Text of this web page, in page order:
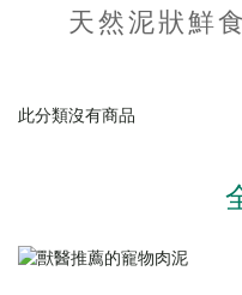
天然泥狀鮮
此分類沒有商品